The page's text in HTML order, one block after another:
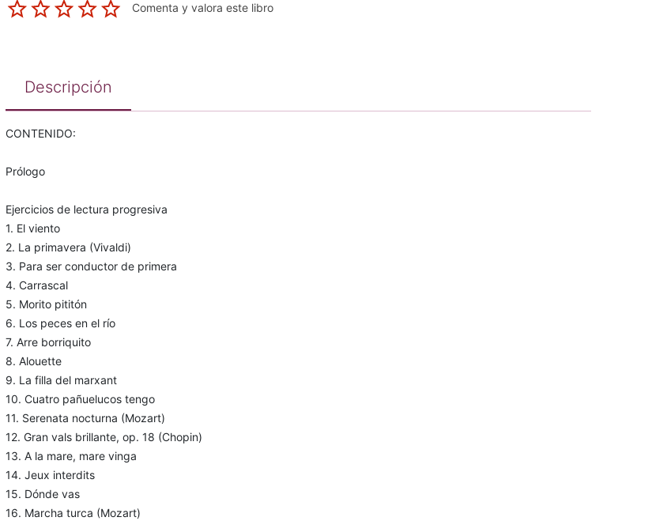
Comenta y valora este libro
Descripción
CONTENIDO:
Prólogo
Ejercicios de lectura progresiva
1. El viento
2. La primavera (Vivaldi)
3. Para ser conductor de primera
4. Carrascal
5. Morito pititón
6. Los peces en el río
7. Arre borriquito
8. Alouette
9. La filla del marxant
10. Cuatro pañuelucos tengo
11. Serenata nocturna (Mozart)
12. Gran vals brillante, op. 18 (Chopin)
13. A la mare, mare vinga
14. Jeux interdits
15. Dónde vas
16. Marcha turca (Mozart)